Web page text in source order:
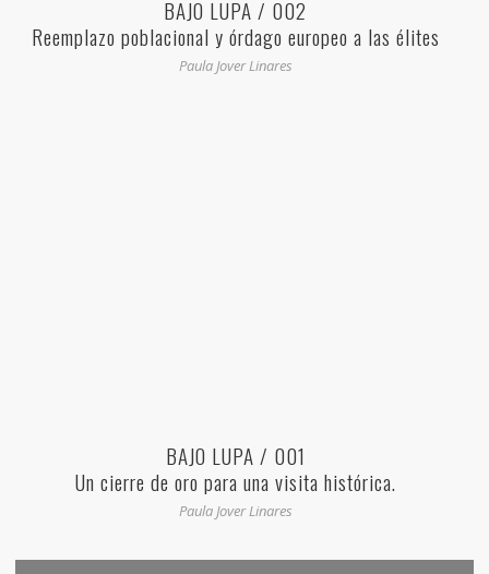
BAJO LUPA / 002
Reemplazo poblacional y órdago europeo a las élites
globalistas
Paula Jover Linares
BAJO LUPA / 001
Un cierre de oro para una visita histórica.
Paula Jover Linares